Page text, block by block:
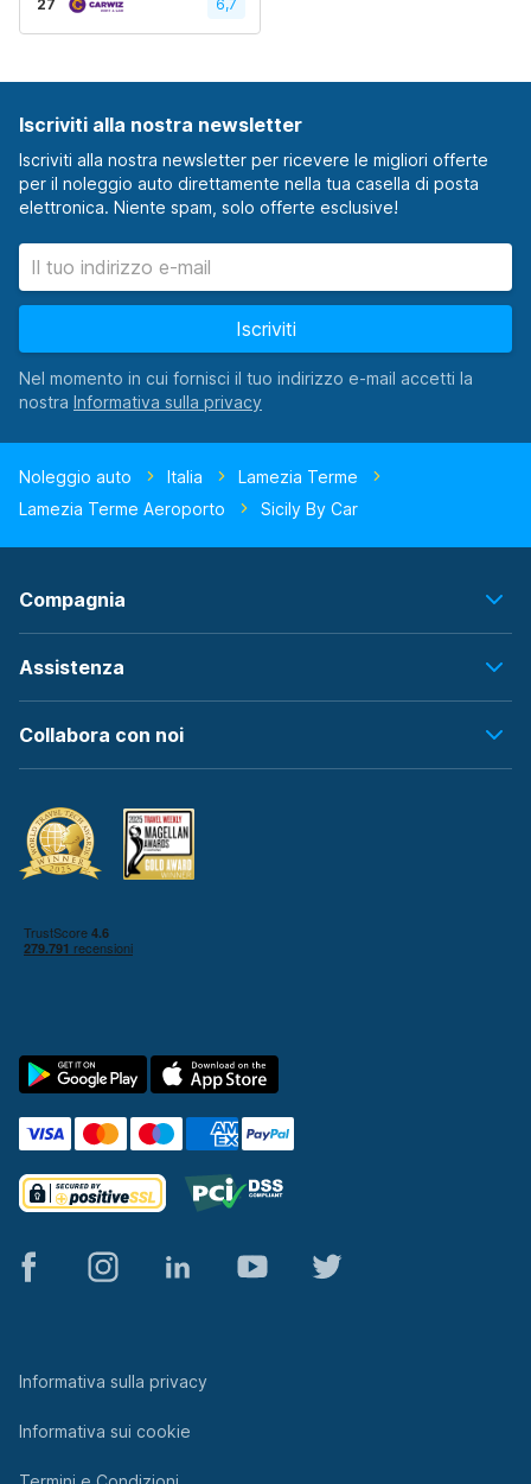
27 6,7
Iscriviti alla nostra newsletter
Iscriviti alla nostra newsletter per ricevere le migliori offerte
per il noleggio auto direttamente nella tua casella di posta
elettronica. Niente spam, solo offerte esclusive!
Iscriviti
Nel momento in cui fornisci il tuo indirizzo e-mail accetti la
nostra
Noleggio auto Italia
Lamezia Terme
Lamezia Terme Aeroporto
Sicily By Car
Compagnia
Assistenza
Collabora con noi